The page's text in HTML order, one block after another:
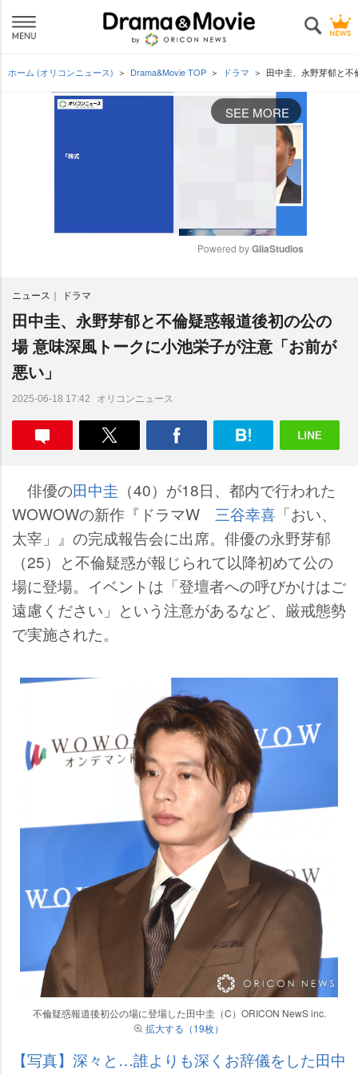
ホーム (オリコンニュース) Drama&Movie TOP ドラマ 田中圭、永野芽郁と
SEE MORE
e
Powered by GliaStudios
ニュース ドラマ
田中圭、永野芽郁と不倫疑惑報道後初の公の
場 意味深風トークに小池栄子が注意「お前が
悪い」
2025-06-18 17:42 オリコンニュース
俳優の田中圭 （40）が18日、都内で行われた
WOWOWの新作『ドラマW 三谷幸喜 「おい、
太宰」』の完成報告会に出席。俳優の永野芽郁
（25）と不倫疑惑が報じられて以降初めて公の
場に登場。イベントは「登壇者への呼びかけはご
遠慮ください」という注意があるなど、厳戒態勢
で実施された。
不倫疑惑報道後初公の場に登場した田中圭（C）ORICON NewS inc.
拡大する（19枚）
【写真】深々と…誰よりも深くお辞儀をした田中